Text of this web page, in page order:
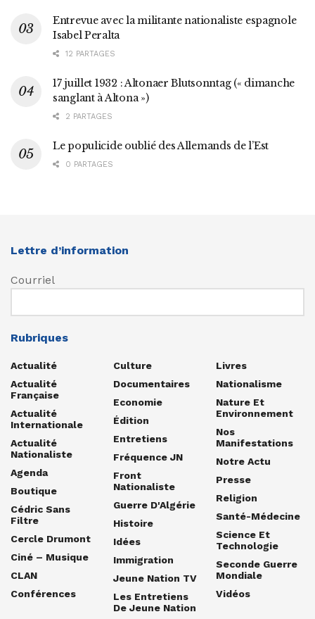
Entrevue avec la militante nationaliste espagnole
Isabel Peralta
12 PARTAGES
17 juillet 1932 : Altonaer Blutsonntag (« dimanche
sanglant à Altona »)
2 PARTAGES
Le populicide oublié des Allemands de l’Est
0 PARTAGES
Lettre d’information
Courriel
Rubriques
Actualité
Actualité
Française
Actualité
Internationale
Actualité
Nationaliste
Agenda
Boutique
Cédric Sans
Filtre
Cercle Drumont
Ciné – Musique
CLAN
Conférences
Culture
Documentaires
Economie
Édition
Entretiens
Fréquence JN
Front
Nationaliste
Guerre D'Algérie
Histoire
Idées
Immigration
Jeune Nation TV
Les Entretiens
De Jeune Nation
Livres
Nationalisme
Nature Et
Environnement
Nos
Manifestations
Notre Actu
Presse
Religion
Santé-Médecine
Science Et
Technologie
Seconde Guerre
Mondiale
Vidéos